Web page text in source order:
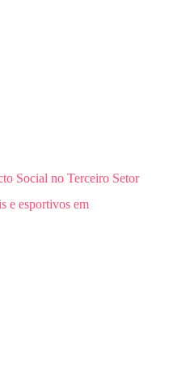
Social no Terceiro Setor